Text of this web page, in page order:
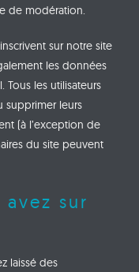
de modération.
sur notre site
les données
les utilisateurs
supprimer leurs
(à l’exception de
du site peuvent
sur
laissé des